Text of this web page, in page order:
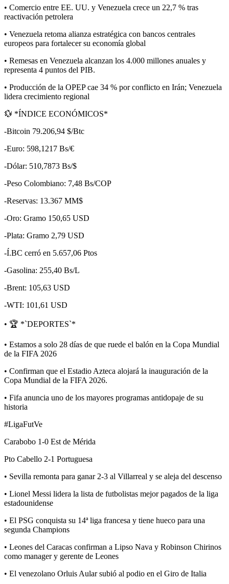
• Comercio entre EE. UU. y Venezuela crece un 22,7 % tras
reactivación petrolera
• Venezuela retoma alianza estratégica con bancos centrales
europeos para fortalecer su economía global
• Remesas en Venezuela alcanzan los 4.000 millones anuales y
representa 4 puntos del PIB.
• Producción de la OPEP cae 34 % por conflicto en Irán; Venezuela
lidera crecimiento regional
💱 *ÍNDICE ECONÓMICOS*
-Bitcoin 79.206,94 $/Btc
-Euro: 598,1217 Bs/€
-Dólar: 510,7873 Bs/$
-Peso Colombiano: 7,48 Bs/COP
-Reservas: 13.367 MM$
-Oro: Gramo 150,65 USD
-Plata: Gramo 2,79 USD
-Í.BC cerró en 5.657,06 Ptos
-Gasolina: 255,40 Bs/L
-Brent: 105,63 USD
-WTI: 101,61 USD
• 🏆 *`DEPORTES`*
• Estamos a solo 28 días de que ruede el balón en la Copa Mundial
de la FIFA 2026
• Confirman que el Estadio Azteca alojará la inauguración de la
Copa Mundial de la FIFA 2026.
• Fifa anuncia uno de los mayores programas antidopaje de su
historia
#LigaFutVe
Carabobo 1-0 Est de Mérida
Pto Cabello 2-1 Portuguesa
• Sevilla remonta para ganar 2-3 al Villarreal y se aleja del descenso
• Lionel Messi lidera la lista de futbolistas mejor pagados de la liga
estadounidense
• El PSG conquista su 14ª liga francesa y tiene hueco para una
segunda Champions
• Leones del Caracas confirman a Lipso Nava y Robinson Chirinos
como manager y gerente de Leones
• El venezolano Orluis Aular subió al podio en el Giro de Italia